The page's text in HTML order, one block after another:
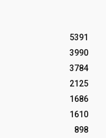
5391
3990
3784
2125
1686
1610
898